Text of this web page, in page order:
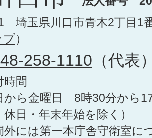
埼玉県川口市青木2丁目1
プ）
258-1110 （代表
時間
から金曜日 8時30分から
休日・年末年始を除く）
外には第一本庁舎守衛室に